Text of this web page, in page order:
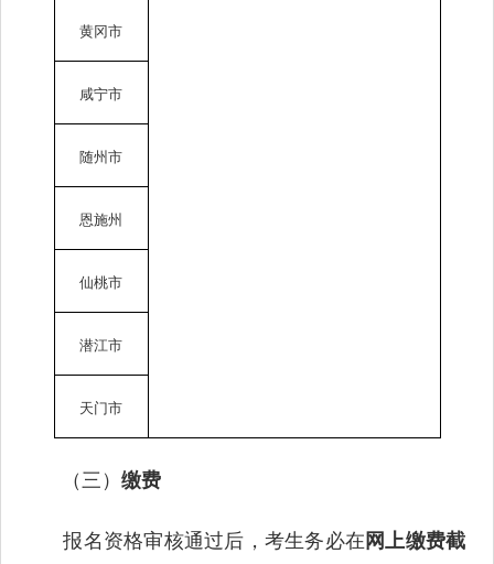
黄冈市
咸宁市
随州市
恩施州
仙桃市
潜江市
天门市
（三） 缴费
报名资格审核通过后，考生务必在网上缴费截